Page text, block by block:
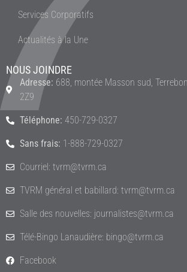
Services Corporatifs
Actualités à la Une
NOUS JOINDRE
Adresse: 688, montée Masson sud,
2Z9
Téléphone: 450-729-0327
Sans frais: 1-888-729-0327
Courriel: tvrm@tvrm.ca
TVRM général et babillard: tvrm@tvrm.ca
Salle des nouvelles: journalistes@tvrm.ca
Télé-Bingo Lanaudière: bingo@tvrm.ca
Facebook